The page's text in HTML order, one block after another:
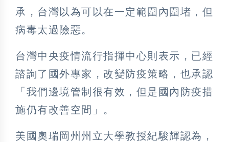
承，台灣以為可以在一定範圍內圍堵，但
病毒太過險惡。
台灣中央疫情流行指揮中心則表示，已經
諮詢了國外專家，改變防疫策略，也承認
「我們邊境管制很有效，但是國內防疫措
施仍有改善空間」。
美國奧瑞岡州州立大學教授紀駿輝認為，